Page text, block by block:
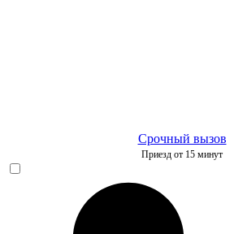
Срочный вызов
Приезд от 15 минут